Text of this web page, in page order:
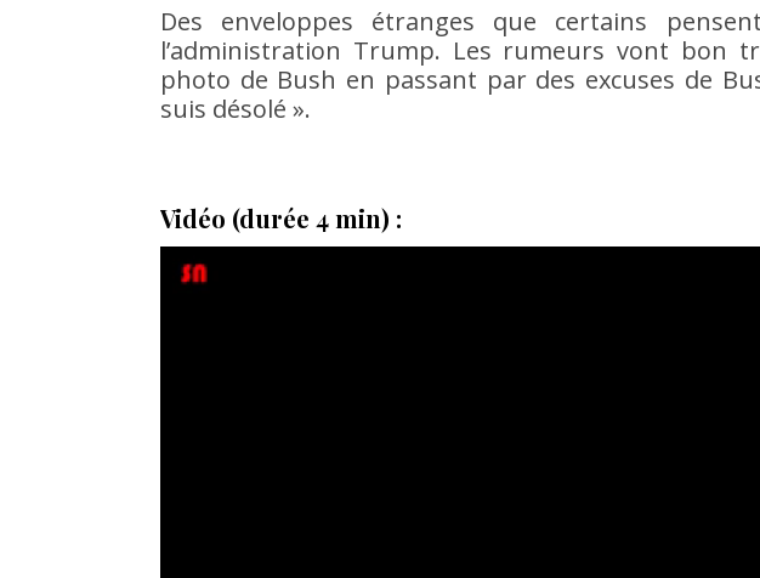
Des enveloppes étranges que certains
l’administration Trump. Les rumeurs vont bon
photo de Bush en passant par des excuses de
suis désolé ».
Vidéo (durée 4 min) :